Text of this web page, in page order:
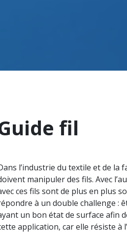
fil
l’industrie du textile et de la
manipuler des fils. Avec
ces fils sont de plus en plus
à un double challenge :
un bon état de surface afin
application, car elle résiste à